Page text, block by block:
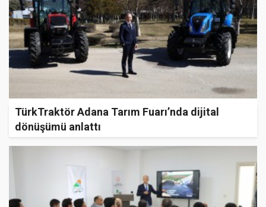
TürkTraktör Adana Tarım Fuarı’nda dijital
dönüşümü anlattı